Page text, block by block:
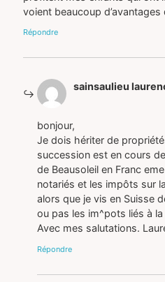
voient beaucoup d’avantages
Répondre
sainsaulieu
bonjour,
Je dois hériter de
succession est en cours
de Beausoleil en Franc
notariés et les impôts sur
alors que je vis en Suisse
ou pas les im^pots liés à
Avec mes salutations.
Répondre